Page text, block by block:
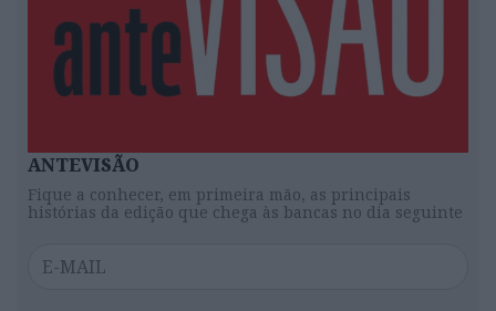
ANTEVISÃO
Fique a conhecer, em primeira mão, as principais
histórias da edição que chega às bancas no dia seguinte